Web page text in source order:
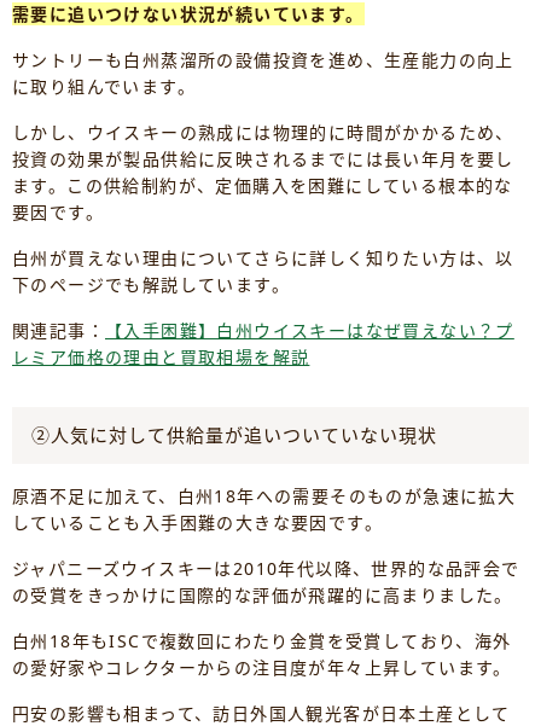
需要に追いつけない状況が続いています。
サントリーも白州蒸溜所の設備投資を進め、生産能力の向上
に取り組んでいます。
しかし、ウイスキーの熟成には物理的に時間がかかるため、
投資の効果が製品供給に反映されるまでには長い年月を要し
ます。この供給制約が、定価購入を困難にしている根本的な
要因です。
白州が買えない理由についてさらに詳しく知りたい方は、以
下のページでも解説しています。
関連記事：
【入手困難】白州ウイスキーはなぜ買えない？プ
レミア価格の理由と買取相場を解説
②人気に対して供給量が追いついていない現状
原酒不足に加えて、白州18年への需要そのものが急速に拡大
していることも入手困難の大きな要因です。
ジャパニーズウイスキーは2010年代以降、世界的な品評会で
の受賞をきっかけに国際的な評価が飛躍的に高まりました。
白州18年もISCで複数回にわたり金賞を受賞しており、海外
の愛好家やコレクターからの注目度が年々上昇しています。
円安の影響も相まって、訪日外国人観光客が日本土産として